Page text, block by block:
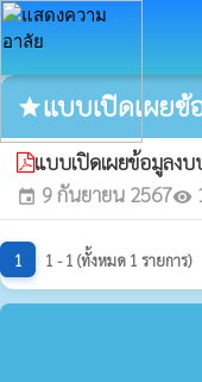
starแบบเปิดเผย
แบบเปิดเผยข้อมูลง
event 9 กันยายน 2567visibility
1 1 - 1 (ทั้งหมด 1 รายการ)